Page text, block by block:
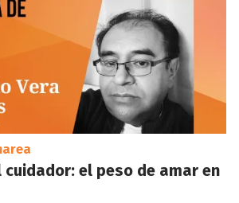
el peso de amar en